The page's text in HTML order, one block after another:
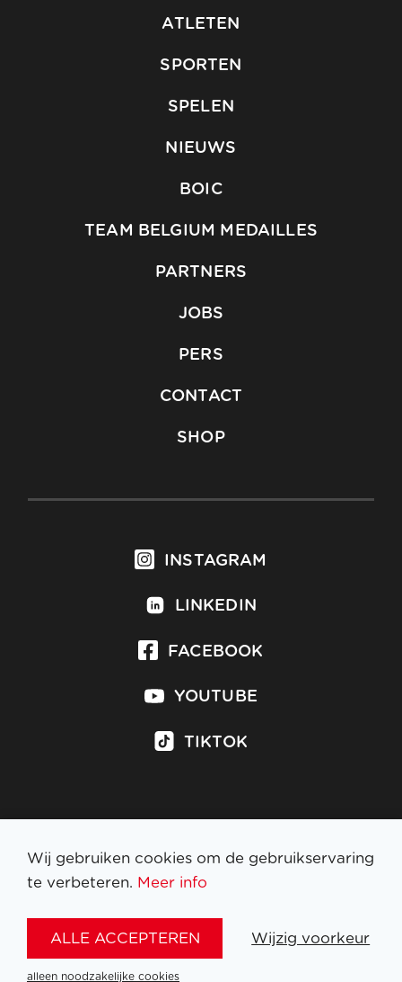
ATLETEN
SPORTEN
SPELEN
NIEUWS
BOIC
TEAM BELGIUM MEDAILLES
PARTNERS
JOBS
PERS
CONTACT
SHOP
INSTAGRAM
LINKEDIN
FACEBOOK
YOUTUBE
TIKTOK
Inschrijven op nieuwsbrief
Wij gebruiken cookies om de gebruikservaring
te verbeteren. Meer info
ALLE ACCEPTEREN Wijzig voorkeur
alleen noodzakelijke cookies